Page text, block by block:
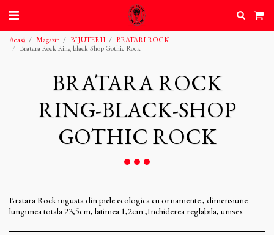
Acasă Magazin BIJUTERII
BRATARI ROCK
Bratara Rock Ring-black-Shop Gothic Rock
BRATARA ROCK
RING-BLACK-SHOP
GOTHIC ROCK
Bratara Rock ingusta din piele ecologica cu ornamente , dimensiune
lungimea totala 23,5cm, latimea 1,2cm ,Inchiderea reglabila, unisex